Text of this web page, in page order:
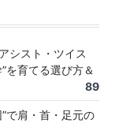
シスト・ツイス
を育てる選び方＆
89
で肩・首・足元の